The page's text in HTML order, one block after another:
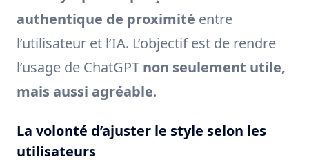
authentique de proximité entre
l’utilisateur et l’IA. L’objectif est de rendre
l’usage de ChatGPT non seulement utile,
mais aussi agréable.
La volonté d’ajuster le style selon les
utilisateurs